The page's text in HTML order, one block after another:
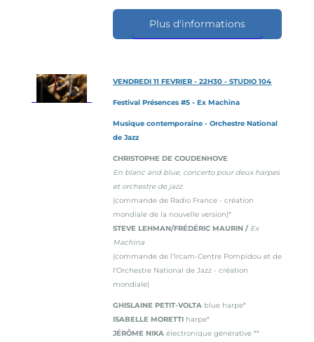
Plus d'informations
VENDREDI 11 FEVRIER - 22H30 - STUDIO 104
Festival Présences #5 - Ex Machina
Musique contemporaine - Orchestre National
de Jazz
CHRISTOPHE DE COUDENHOVE
En blanc and blue, concerto pour deux harpes
et orchestre de jazz
(commande de Radio France - création
mondiale de la nouvelle version)*
STEVE LEHMAN/FRÉDÉRIC MAURIN / Ex
Machina
(commande de l’Ircam-Centre Pompidou et de
l'Orchestre National de Jazz - création
mondiale)
GHISLAINE PETIT-VOLTA blue harpe*
ISABELLE MORETTI harpe*
JÉRÔME NIKAélectronique générative **